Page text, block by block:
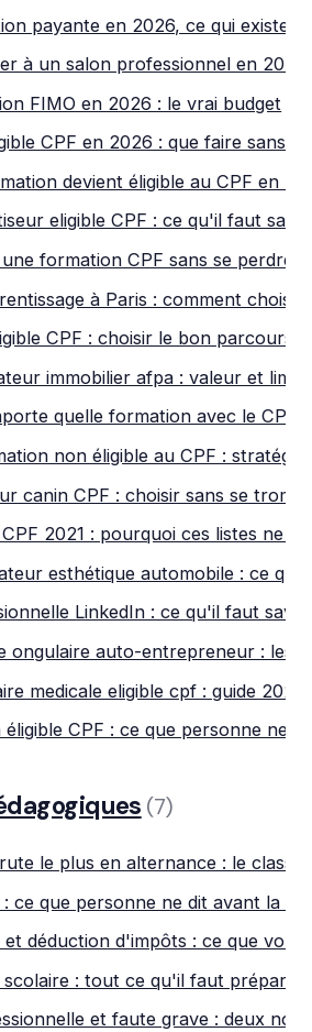
payante en 2026, ce qui existe
à un salon professionnel en 2026
FIMO en 2026 : le vrai budget
CPF en 2026 : que faire sans
devient éligible au CPF en
eligible CPF : ce qu'il faut
formation CPF sans se perdre
à Paris : comment
CPF : choisir le bon parcours
immobilier afpa : valeur et
quelle formation avec le CPF
non éligible au CPF : stratégie
canin CPF : choisir sans se
2021 : pourquoi ces listes ne
esthétique automobile : ce qui
LinkedIn : ce qu'il faut
ongulaire auto-entrepreneur : les
medicale eligible cpf : guide 2026
éligible CPF : ce que personne ne
(7)
le plus en alternance : le
: ce que personne ne dit avant la
déduction d'impôts : ce que
scolaire : tout ce qu'il faut préparer
et faute grave : deux